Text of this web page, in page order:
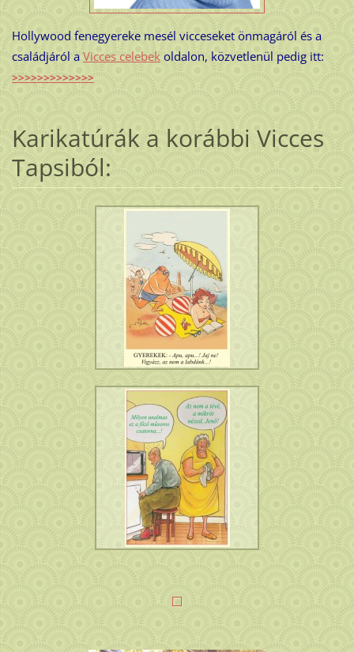
Hollywood fenegyereke mesél vicceseket önmagáról és a
családjáról a Vicces celebek oldalon, közvetlenül pedig itt:
>>>>>>>>>>>>>
Karikatúrák a korábbi Vicces
Tapsiból: